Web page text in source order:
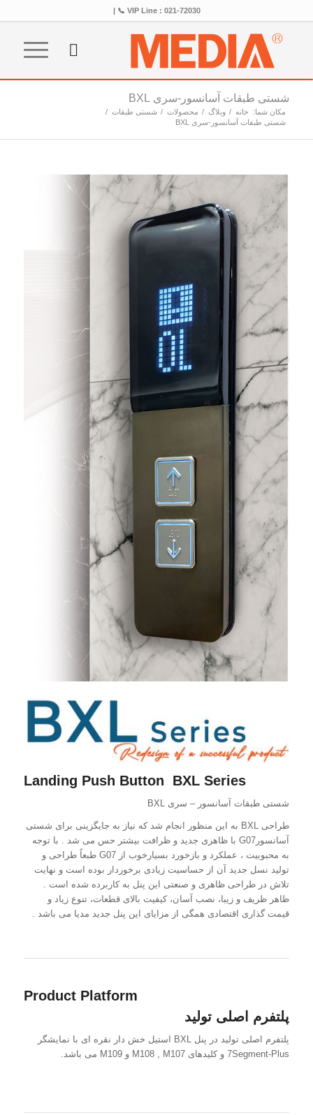
VIP Line : 021-72030 📞 |
شستی طبقات آسانسور-سری BXL
مکان شما: خانه / وبلاگ / محصولات / شستی طبقات /
شستی طبقات آسانسور-سری BXL
Landing Push Button BXL Series
شستی طبقات آسانسور – سری BXL
طراحی BXL به این منظور انجام شد که نیاز به جایگزینی برای شستی
آسانسورG07 با ظاهری جدید و ظرافت بیشتر حس می شد . با توجه
به محبوبیت ، عملکرد و بازخورد بسیارخوب از G07 طبعاً طراحی و
تولید نسل جدید آن از حساسیت زیادی برخوردار بوده است و نهایت
تلاش در طراحی ظاهری و صنعتی این پنل به کاربرده شده است .
ظاهر ظریف و زیبا، نصب آسان، کیفیت بالای قطعات، تنوع زیاد و
قیمت گذاری اقتصادی همگی از مزایای این پنل جدید مدیا می باشد .
Product Platform
پلتفرم اصلی تولید
پلتفرم اصلی تولید در پنل BXL استیل خش دار نقره ای با نمایشگر
7Segment-Plus و کلیدهای M108 , M107 و M109 می باشد.